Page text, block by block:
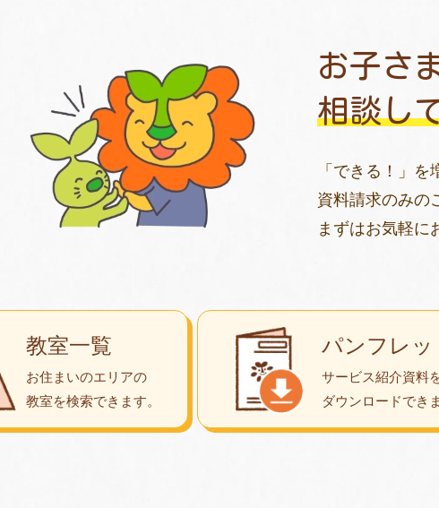
お子さ
相談し
「できる！」
資料請求のみの
まずはお気軽に
教室一覧
お住まいのエリアの
教室を検索できます。
パンフレッ
サービス紹介資料
ダウンロードでき